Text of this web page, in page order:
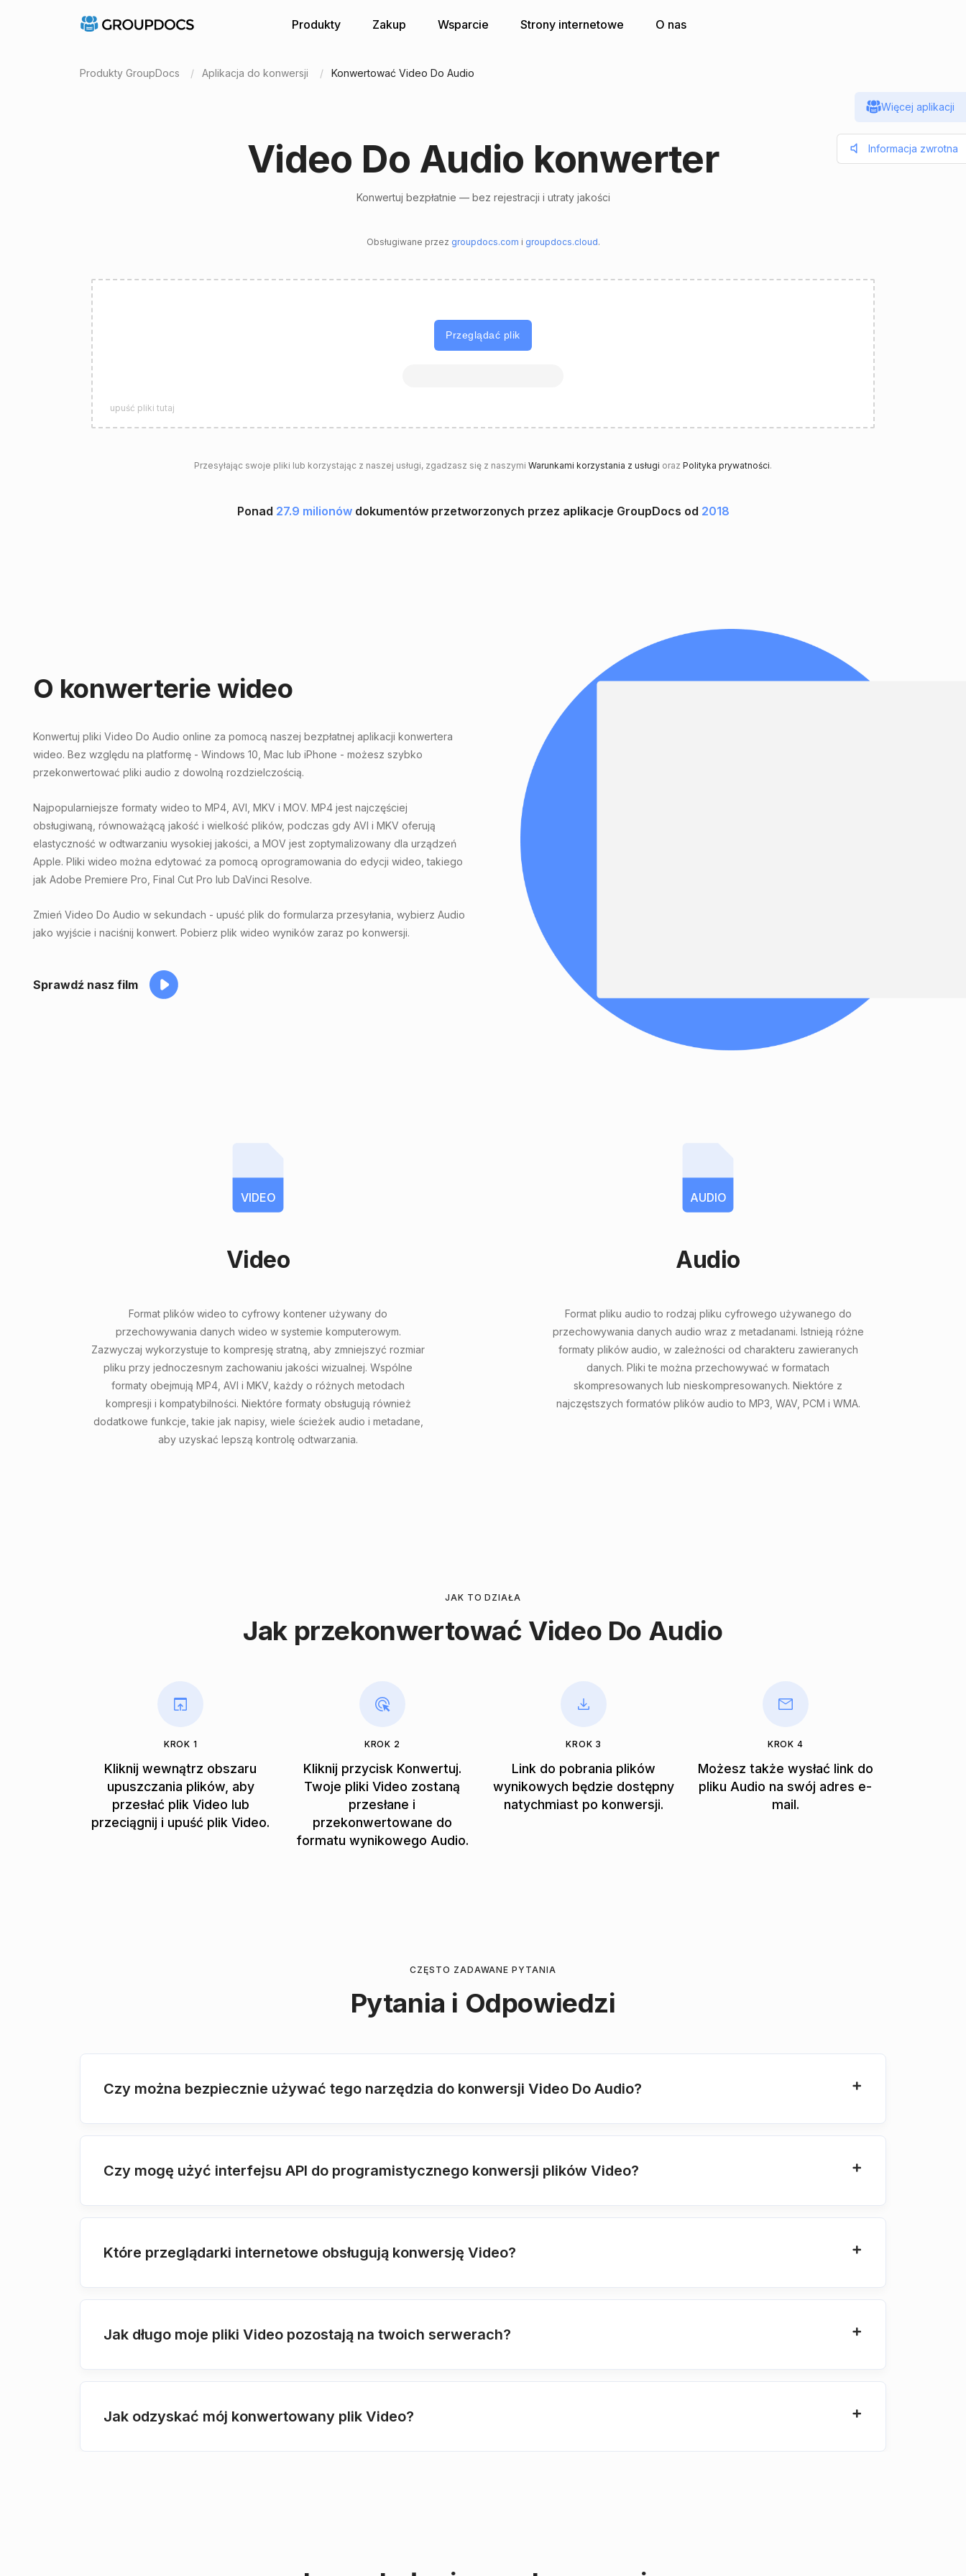
Produkty Zakup Wsparcie Strony internetowe O nas
Produkty GroupDocs Aplikacja do konwersji Konwertować Video Do Audio
Video Do Audio konwerter
Konwertuj bezpłatnie — bez rejestracji i utraty jakości
Obsługiwane przez groupdocs.com i groupdocs.cloud.
Przeglądać plik
upuść pliki tutaj
Przesyłając swoje pliki lub korzystając z naszej usługi, zgadzasz się z naszymi Warunkami korzystania z usługi oraz Polityka prywatności.
Ponad 27.9 milionówdokumentów przetworzonych przez aplikacje GroupDocs od 2018
O konwerterie wideo
Konwertuj pliki Video Do Audio online za pomocą naszej bezpłatnej aplikacji konwertera
wideo. Bez względu na platformę - Windows 10, Mac lub iPhone - możesz szybko
przekonwertować pliki audio z dowolną rozdzielczością.
Najpopularniejsze formaty wideo to MP4, AVI, MKV i MOV. MP4 jest najczęściej
obsługiwaną, równoważącą jakość i wielkość plików, podczas gdy AVI i MKV oferują
elastyczność w odtwarzaniu wysokiej jakości, a MOV jest zoptymalizowany dla urządzeń
Apple. Pliki wideo można edytować za pomocą oprogramowania do edycji wideo, takiego
jak Adobe Premiere Pro, Final Cut Pro lub DaVinci Resolve.
Zmień Video Do Audio w sekundach - upuść plik do formularza przesyłania, wybierz Audio
jako wyjście i naciśnij konwert. Pobierz plik wideo wyników zaraz po konwersji.
Sprawdź nasz film
VIDEO
Video
Format plików wideo to cyfrowy kontener używany do
przechowywania danych wideo w systemie komputerowym.
Zazwyczaj wykorzystuje to kompresję stratną, aby zmniejszyć rozmiar
pliku przy jednoczesnym zachowaniu jakości wizualnej. Wspólne
formaty obejmują MP4, AVI i MKV, każdy o różnych metodach
kompresji i kompatybilności. Niektóre formaty obsługują również
dodatkowe funkcje, takie jak napisy, wiele ścieżek audio i metadane,
aby uzyskać lepszą kontrolę odtwarzania.
AUDIO
Audio
Format pliku audio to rodzaj pliku cyfrowego używanego do
przechowywania danych audio wraz z metadanami. Istnieją różne
formaty plików audio, w zależności od charakteru zawieranych
danych. Pliki te można przechowywać w formatach
skompresowanych lub nieskompresowanych. Niektóre z
najczęstszych formatów plików audio to MP3, WAV, PCM i WMA.
JAK TO DZIAŁA
Jak przekonwertować Video Do Audio
KROK 1
Kliknij wewnątrz obszaru
upuszczania plików, aby
przesłać plik Video lub
przeciągnij i upuść plik Video.
KROK 2
Kliknij przycisk Konwertuj.
Twoje pliki Video zostaną
przesłane i
przekonwertowane do
formatu wynikowego Audio.
KROK 3
Link do pobrania plików
wynikowych będzie dostępny
natychmiast po konwersji.
KROK 4
Możesz także wysłać link do
pliku Audio na swój adres e-
mail.
CZĘSTO ZADAWANE PYTANIA
Pytania i Odpowiedzi
Czy można bezpiecznie używać tego narzędzia do konwersji Video Do Audio?
Czy mogę użyć interfejsu API do programistycznego konwersji plików Video?
Które przeglądarki internetowe obsługują konwersję Video?
Jak długo moje pliki Video pozostają na twoich serwerach?
Jak odzyskać mój konwertowany plik Video?
Więcej aplikacji
Informacja zwrotna